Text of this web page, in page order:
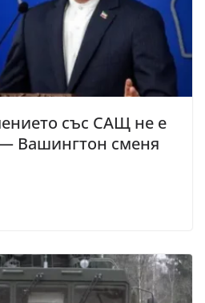
със САЩ не е
Вашингтон сменя